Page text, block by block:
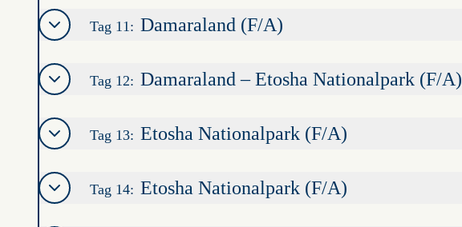
Tag 11: Damaraland (F/A)
Tag 12: Damaraland – Etosha Nationalpark (F/A)
Tag 13: Etosha Nationalpark (F/A)
Tag 14: Etosha Nationalpark (F/A)